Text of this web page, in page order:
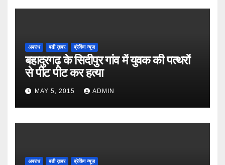
अपराध बडी ख़बर ब्रेकिंग न्यूज़
बहादुरगढ़ के सिदीपुर गांव में युवक की पत्थरों
से पीट पीट कर हत्या
MAY 5, 2015 ADMIN
अपराध बडी ख़बर ब्रेकिंग न्यूज़